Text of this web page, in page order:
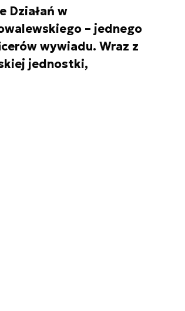
Działań w
– jednego
wywiadu. Wraz z
jednostki,